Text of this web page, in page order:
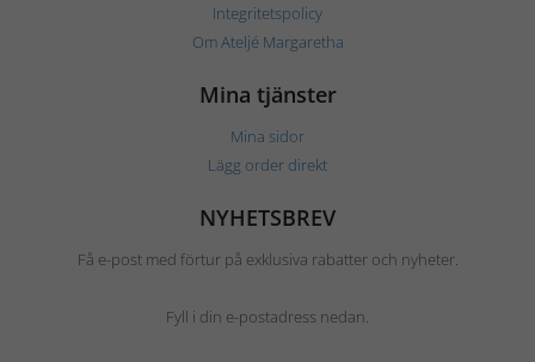
Integritetspolicy
Om Ateljé Margaretha
Mina tjänster
Mina sidor
Lägg order direkt
NYHETSBREV
Få e-post med förtur på exklusiva rabatter och nyheter.
Fyll i din e-postadress nedan.